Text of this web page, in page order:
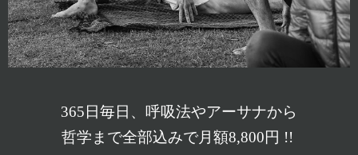
365日毎日、呼吸法やアーサナから
哲学まで全部込みで月額8,800円 !!